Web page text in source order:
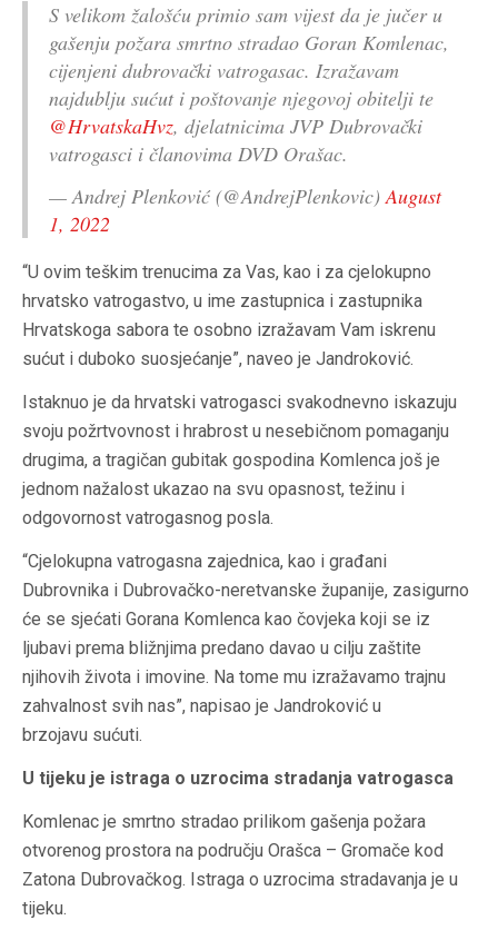
S velikom žalošću primio sam vijest da je jučer u
gašenju požara smrtno stradao Goran Komlenac,
cijenjeni dubrovački vatrogasac. Izražavam
najdublju sućut i poštovanje njegovoj obitelji te
@HrvatskaHvz, djelatnicima JVP Dubrovački
vatrogasci i članovima DVD Orašac.
— Andrej Plenković (@AndrejPlenkovic)August
1, 2022
“U ovim teškim trenucima za Vas, kao i za cjelokupno
hrvatsko vatrogastvo, u ime zastupnica i zastupnika
Hrvatskoga sabora te osobno izražavam Vam iskrenu
sućut i duboko suosjećanje”, naveo je Jandroković.
Istaknuo je da hrvatski vatrogasci svakodnevno iskazuju
svoju požrtvovnost i hrabrost u nesebičnom pomaganju
drugima, a tragičan gubitak gospodina Komlenca još je
jednom nažalost ukazao na svu opasnost, težinu i
odgovornost vatrogasnog posla.
“Cjelokupna vatrogasna zajednica, kao i građani
Dubrovnika i Dubrovačko-neretvanske županije, zasigurno
će se sjećati Gorana Komlenca kao čovjeka koji se iz
ljubavi prema bližnjima predano davao u cilju zaštite
njihovih života i imovine. Na tome mu izražavamo trajnu
zahvalnost svih nas”, napisao je Jandroković u
brzojavu sućuti.
U tijeku je istraga o uzrocima stradanja vatrogasca
Komlenac je smrtno stradao prilikom gašenja požara
otvorenog prostora na području Orašca – Gromače kod
Zatona Dubrovačkog. Istraga o uzrocima stradavanja je u
tijeku.